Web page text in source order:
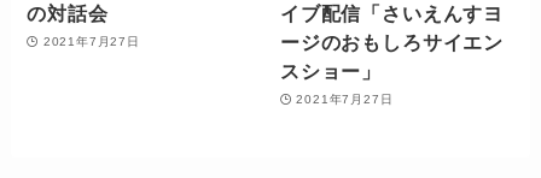
の対話会
2021年7月27日
イブ配信「さいえんすヨ
ージのおもしろサイエン
スショー」
2021年7月27日